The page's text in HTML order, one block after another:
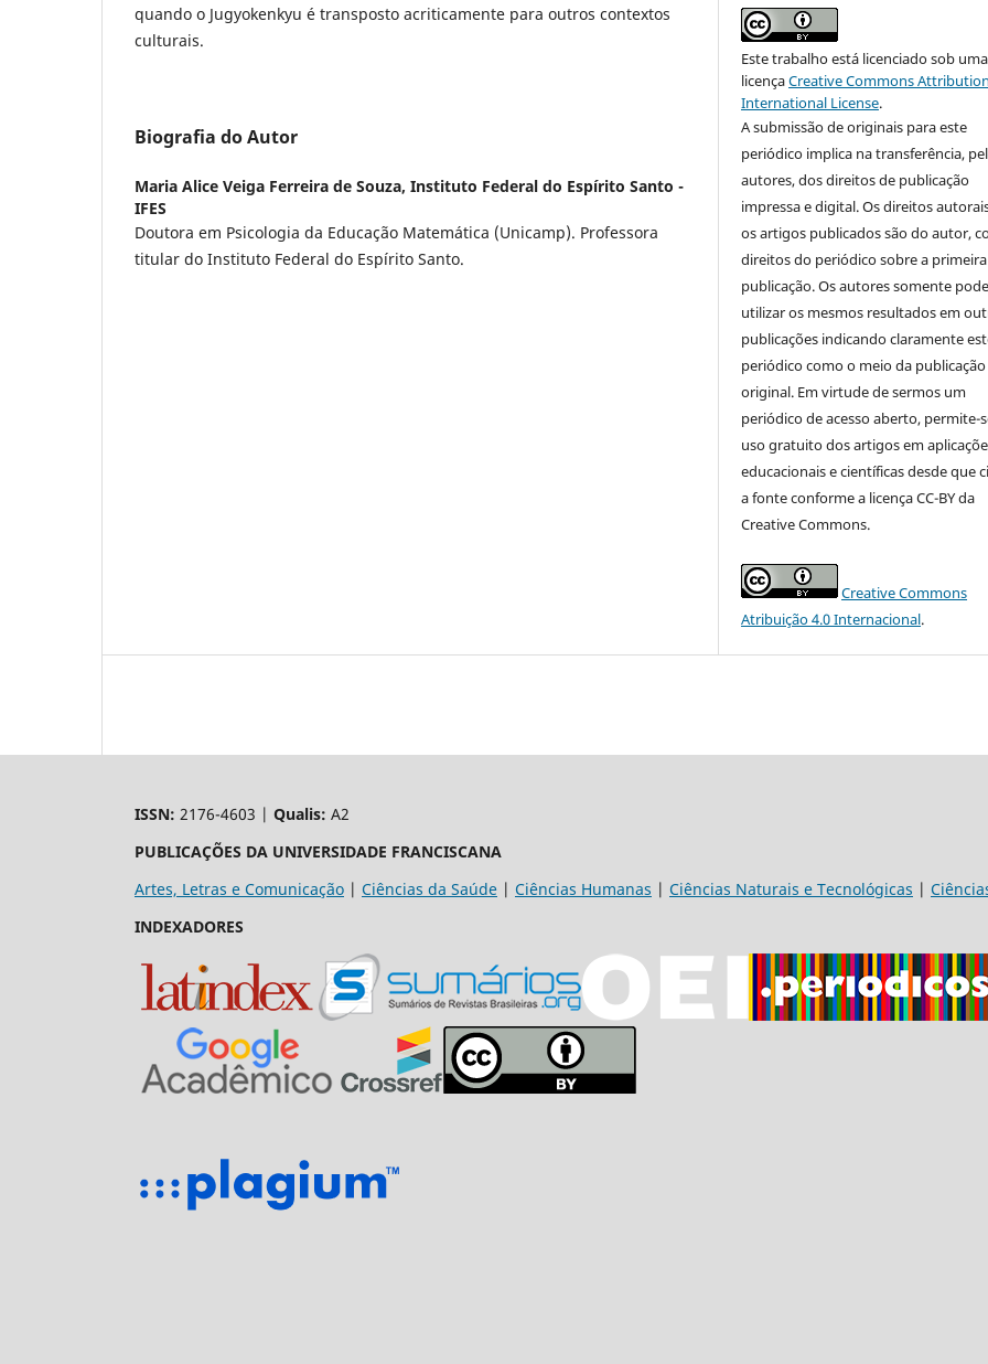
quando o Jugyokenkyu é transposto acriticamente para outros contextos
culturais.
Biografia do Autor
Maria Alice Veiga Ferreira de Souza, Instituto Federal do Espírito Santo -
IFES
Doutora em Psicologia da Educação Matemática (Unicamp). Professora
titular do Instituto Federal do Espírito Santo.
Este trabalho está licenciado sob uma
licençaCreative Commons
International License.
A submissão de originais para este
periódico implica na transferência,
autores, dos direitos de publicação
impressa e digital. Os direitos
os artigos publicados são do autor,
direitos do periódico sobre a primeira
publicação. Os autores somente
utilizar os mesmos resultados em
publicações indicando claramente
periódico como o meio da publicação
original. Em virtude de sermos um
periódico de acesso aberto, permite-
uso gratuito dos artigos em
educacionais e científicas desde que
a fonte conforme a licença CC-BY da
Creative Commons.
Creative Commons
Atribuição 4.0 Internacional.
ISSN: 2176-4603 | Qualis: A2
PUBLICAÇÕES DA UNIVERSIDADE FRANCISCANA
Artes, Letras e Comunicação | Ciências da Saúde | Ciências Humanas | Ciências Naturais e Tecnológicas |
INDEXADORES